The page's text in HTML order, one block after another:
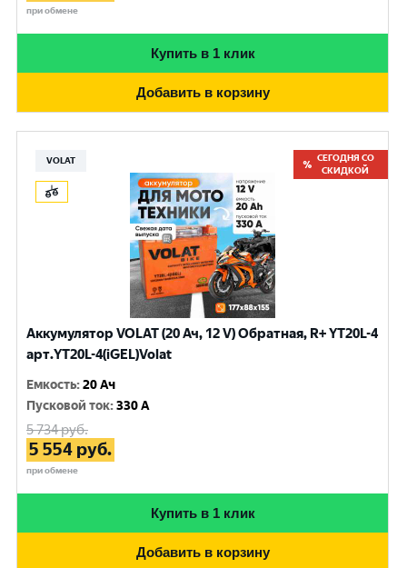
при обмене
Купить в 1 клик
Добавить в корзину
VOLAT
СЕГОДНЯ СО
СКИДКОЙ
Аккумулятор VOLAT (20 Ач, 12 V) Обратная, R+ YT20L-4
арт.YT20L-4(iGEL)Volat
Емкость:20 Ач
Пусковой ток:330 A
5 734руб.
5 554 руб.
при обмене
Купить в 1 клик
Добавить в корзину